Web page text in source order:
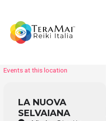
contenuto
Events at this location
LA NUOVA
SELVAIANA